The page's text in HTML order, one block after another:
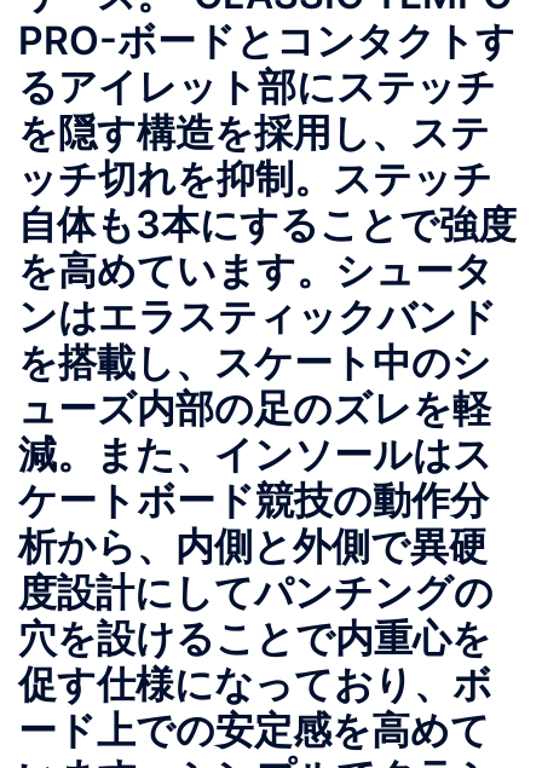
PRO-ボードとコンタクトす
るアイレット部にステッチ
を隠す構造を採用し、ステ
ッチ切れを抑制。ステッチ
自体も3本にすることで強度
を高めています。シュータ
ンはエラスティックバンド
を搭載し、スケート中のシ
ューズ内部の足のズレを軽
減。また、インソールはス
ケートボード競技の動作分
析から、内側と外側で異硬
度設計にしてパンチングの
穴を設けることで内重心を
促す仕様になっており、ボ
ード上での安定感を高めて